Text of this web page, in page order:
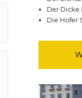
Der
Die Hofer